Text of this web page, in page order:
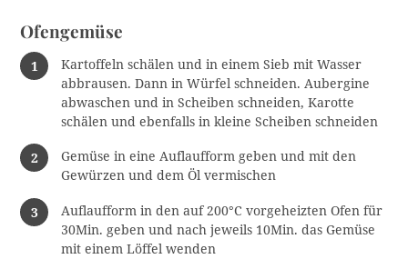
Ofengemüse
Kartoffeln schälen und in einem Sieb mit Wasser
abbrausen. Dann in Würfel schneiden. Aubergine
abwaschen und in Scheiben schneiden, Karotte
schälen und ebenfalls in kleine Scheiben schneiden
Gemüse in eine Auflaufform geben und mit den
Gewürzen und dem Öl vermischen
Auflaufform in den auf 200°C vorgeheizten Ofen für
30Min. geben und nach jeweils 10Min. das Gemüse
mit einem Löffel wenden